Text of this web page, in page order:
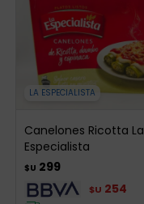
LA ESPECIALISTA
Canelones Ricotta La
Especialista
$U 299
$U 254